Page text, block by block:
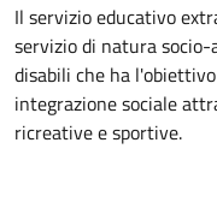
Il servizio educativo
servizio di natura
disabili che ha
integrazione sociale
ricreative e sportive.